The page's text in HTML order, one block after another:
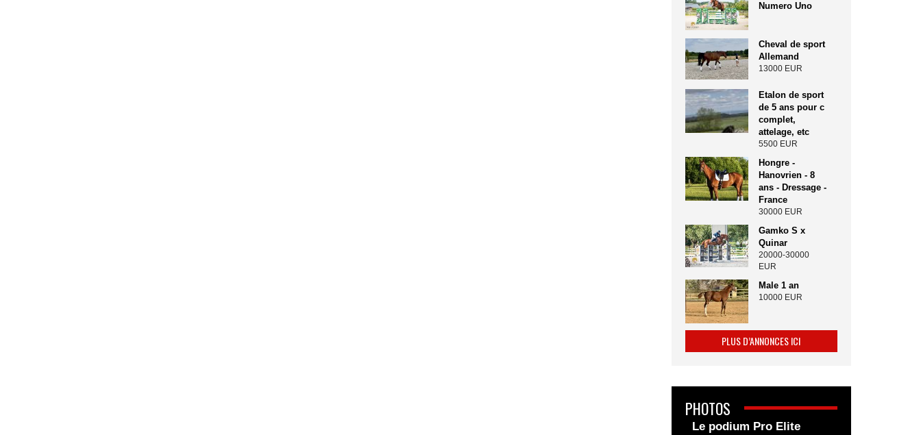
Numero Uno
Cheval de sport
Allemand
13000 EUR
Etalon de sport
de 5 ans pour c
complet,
attelage, etc
5500 EUR
Hongre -
Hanovrien - 8
ans - Dressage -
France
30000 EUR
Gamko S x
Quinar
20000-30000
EUR
Male 1 an
10000 EUR
PLUS D’ANNONCES ICI
PHOTOS
Le podium Pro Elite